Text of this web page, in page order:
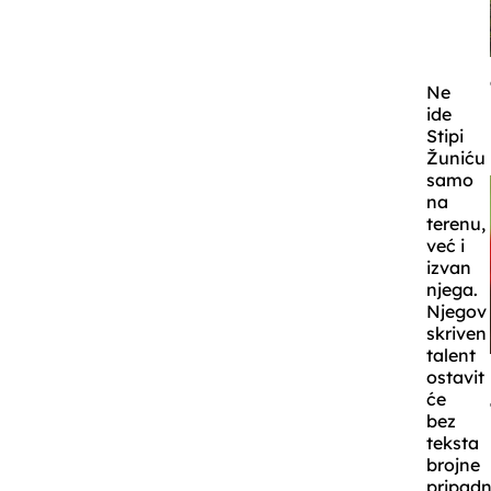
Ne
ide
Stipi
Žuniću
samo
na
terenu,
već i
izvan
njega.
Njegov
skriven
talent
ostavit
će
bez
teksta
brojne